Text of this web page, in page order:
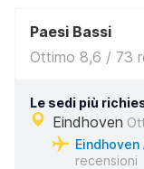
Paesi Bassi
Ottimo 8,6 / 73
Le sedi più
Eindhoven
Eindhoven
recensioni